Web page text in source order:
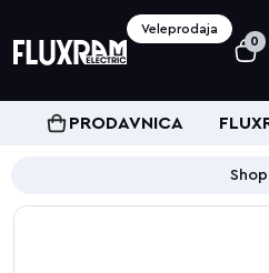
Veleprodaja
0
PRODAVNICA
Shop